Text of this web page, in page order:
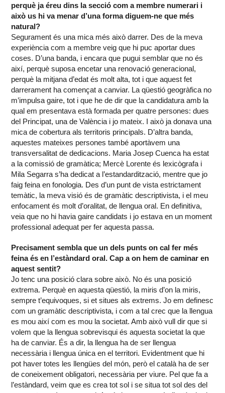
perquè ja éreu dins la secció com a membre numerari i
això us hi va menar d’una forma diguem-ne que més
natural?
Segurament és una mica més això darrer. Des de la meva
experiència com a membre veig que hi puc aportar dues
coses. D’una banda, i encara que pugui semblar que no és
així, perquè suposa encetar una renovació generacional,
perquè la mitjana d’edat és molt alta, tot i que aquest fet
darrerament ha començat a canviar. La qüestió geogràfica no
m’impulsa gaire, tot i que he de dir que la candidatura amb la
qual em presentava està formada per quatre persones: dues
del Principat, una de València i jo mateix. I això ja donava una
mica de cobertura als territoris principals. D’altra banda,
aquestes mateixes persones també aportàvem una
transversalitat de dedicacions. Maria Josep Cuenca ha estat
a la comissió de gramàtica; Mercè Lorente és lexicògrafa i
Mila Segarra s’ha dedicat a l’estandardització, mentre que jo
faig feina en fonologia. Des d’un punt de vista estrictament
temàtic, la meva visió és de gramàtic descriptivista, i el meu
enfocament és molt d’oralitat, de llengua oral. En definitiva,
veia que no hi havia gaire candidats i jo estava en un moment
professional adequat per fer aquesta passa.
Precisament sembla que un dels punts on cal fer més
feina és en l’estàndard oral. Cap a on hem de caminar en
aquest sentit?
Jo tenc una posició clara sobre això. No és una posició
extrema. Perquè en aquesta qüestió, la miris d’on la miris,
sempre t’equivoques, si et situes als extrems. Jo em definesc
com un gramàtic descriptivista, i com a tal crec que la llengua
es mou així com es mou la societat. Amb això vull dir que si
volem que la llengua sobrevisqui és aquesta societat la que
ha de canviar. És a dir, la llengua ha de ser llengua
necessària i llengua única en el territori. Evidentment que hi
pot haver totes les llengües del món, però el català ha de ser
de coneixement obligatori, necessària per viure. Pel que fa a
l’estàndard, veim que es crea tot sol i se situa tot sol des del